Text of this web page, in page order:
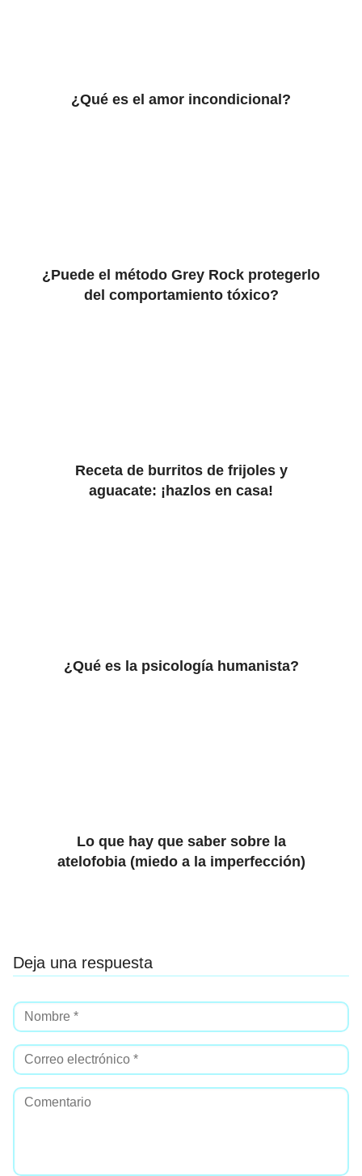
¿Qué es el amor incondicional?
¿Puede el método Grey Rock protegerlo
del comportamiento tóxico?
Receta de burritos de frijoles y
aguacate: ¡hazlos en casa!
¿Qué es la psicología humanista?
Lo que hay que saber sobre la
atelofobia (miedo a la imperfección)
Deja una respuesta